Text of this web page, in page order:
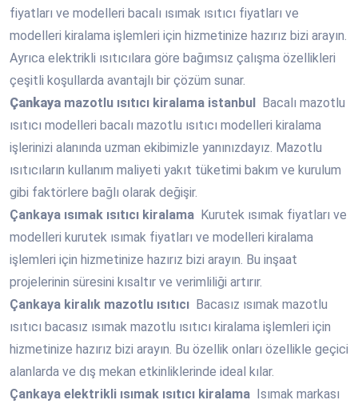
fiyatları ve modelleri bacalı ısımak ısıtıcı fiyatları ve
modelleri kiralama işlemleri için hizmetinize hazırız bizi arayın.
Ayrıca elektrikli ısıtıcılara göre bağımsız çalışma özellikleri
çeşitli koşullarda avantajlı bir çözüm sunar.
Çankaya mazotlu ısıtıcı kiralama istanbul
Bacalı mazotlu
ısıtıcı modelleri bacalı mazotlu ısıtıcı modelleri kiralama
işlerinizi alanında uzman ekibimizle yanınızdayız. Mazotlu
ısıtıcıların kullanım maliyeti yakıt tüketimi bakım ve kurulum
gibi faktörlere bağlı olarak değişir.
Çankaya ısımak ısıtıcı kiralama Kurutek ısımak fiyatları ve
modelleri kurutek ısımak fiyatları ve modelleri kiralama
işlemleri için hizmetinize hazırız bizi arayın. Bu inşaat
projelerinin süresini kısaltır ve verimliliği artırır.
Çankaya kiralık mazotlu ısıtıcı Bacasız ısımak mazotlu
ısıtıcı bacasız ısımak mazotlu ısıtıcı kiralama işlemleri için
hizmetinize hazırız bizi arayın. Bu özellik onları özellikle geçici
alanlarda ve dış mekan etkinliklerinde ideal kılar.
Çankaya elektrikli ısımak ısıtıcı kiralama
Isımak markası